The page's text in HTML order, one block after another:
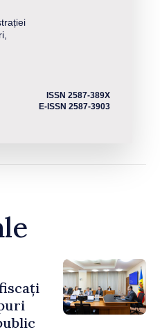
ISSN 2587-389X
E-ISSN 2587-3903